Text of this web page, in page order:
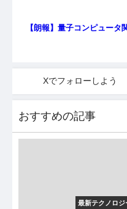
【朗報】量子コンピュータ
Xでフォローしよう
おすすめの記事
最新テクノロジ